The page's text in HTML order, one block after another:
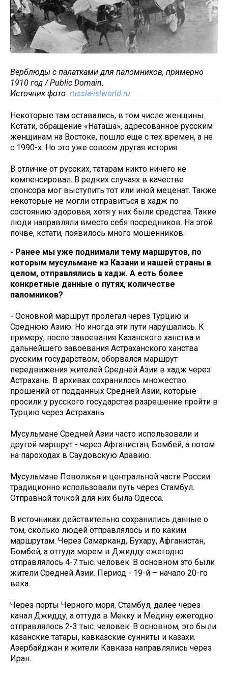
Верблюды с палатками для паломников, примерно
1910 год / Public Domain.
Источник фото: russia-islworld.ru
Некоторые там оставались, в том числе женщины.
Кстати, обращение «Наташа», адресованное русским
женщинам на Востоке, пошло еще с тех времен, а не
с 1990-х. Но это уже совсем другая история.
В отличие от русских, татарам никто ничего не
компенсировал. В редких случаях в качестве
спонсора мог выступить тот или иной меценат. Также
некоторые не могли отправиться в хадж по
состоянию здоровья, хотя у них были средства. Такие
люди направляли вместо себя посредников. На этой
почве, кстати, появилось много мошенников.
- Ранее мы уже поднимали тему маршрутов, по
которым мусульмане из Казани и нашей страны в
целом, отправлялись в хадж. А есть более
конкретные данные о путях, количестве
паломников?
- Основной маршрут пролегал через Турцию и
Среднюю Азию. Но иногда эти пути нарушались. К
примеру, после завоевания Казанского ханства и
дальнейшего завоевания Астраханского ханства
русским государством, оборвался маршрут
передвижения жителей Средней Азии в хадж через
Астрахань. В архивах сохранилось множество
прошений от подданных Средней Азии, которые
просили у русского государства разрешение пройти в
Турцию через Астрахань.
Мусульмане Средней Азии часто использовали и
другой маршрут - через Афганистан, Бомбей, а потом
на пароходах в Саудовскую Аравию.
Мусульмане Поволжья и центральной части России
традиционно использовали путь через Стамбул.
Отправной точкой для них была Одесса.
В источниках действительно сохранились данные о
том, сколько людей отправлялось и по каким
маршрутам. Через Самарканд, Бухару, Афганистан,
Бомбей, а оттуда морем в Джидду ежегодно
отправлялось 4-7 тыс. человек. В основном это были
жители Средней Азии. Период - 19-й – начало 20-го
века.
Через порты Черного моря, Стамбул, далее через
канал Джидду, а оттуда в Мекку и Медину ежегодно
отправлялось 2-3 тыс. человек. В основном, это были
казанские татары, кавказские сунниты и казахи.
Азербайджан и жители Кавказа направлялись через
Иран.